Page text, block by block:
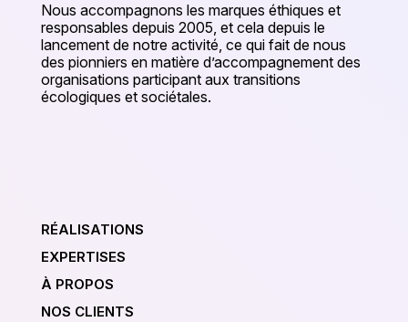
Nous accompagnons les marques éthiques et
responsables depuis 2005, et cela depuis le
lancement de notre activité, ce qui fait de nous
des pionniers en matière d’accompagnement des
organisations participant aux transitions
écologiques et sociétales.
RÉALISATIONS
EXPERTISES
À PROPOS
NOS CLIENTS